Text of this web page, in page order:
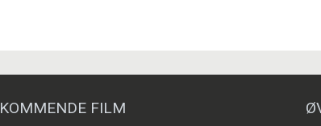
KOMMENDE FILM